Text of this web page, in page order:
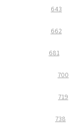
643
662
681
700
719
738